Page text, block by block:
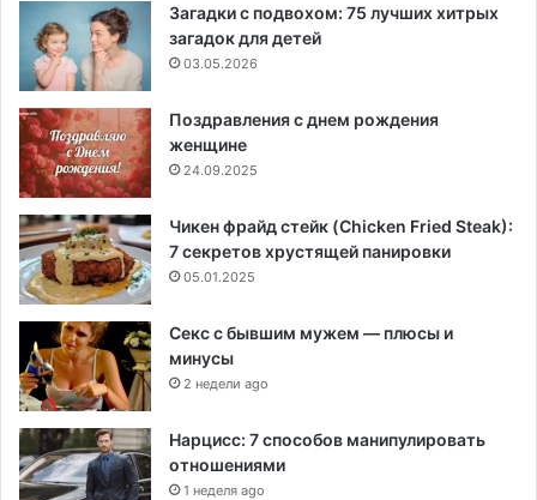
Загадки с подвохом: 75 лучших хитрых
загадок для детей
03.05.2026
Поздравления с днем рождения
женщине
24.09.2025
Чикен фрайд стейк (Chicken Fried Steak):
7 секретов хрустящей панировки
05.01.2025
Секс с бывшим мужем — плюсы и
минусы
2 недели ago
Нарцисс: 7 способов манипулировать
отношениями
1 неделя ago